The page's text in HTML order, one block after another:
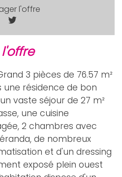
l'offre
3 pièces de 76.57 m²
résidence de bon
vaste séjour de 27 m²
une cuisine
2 chambres avec
de nombreux
et d'un dressing
exposé plein ouest